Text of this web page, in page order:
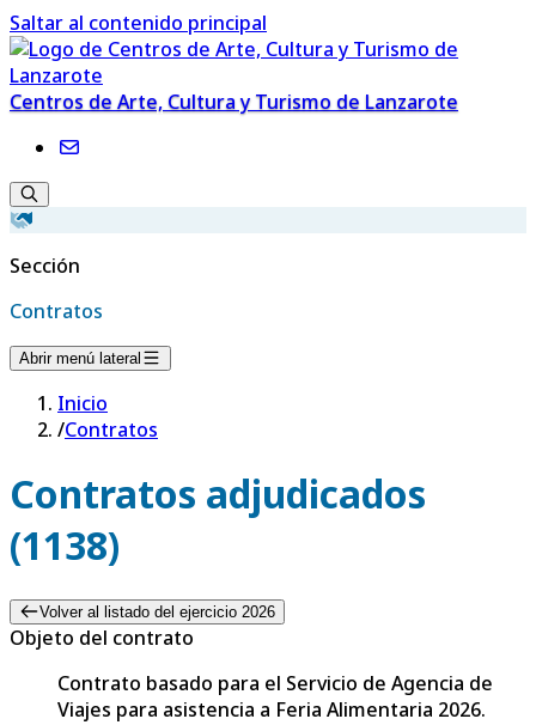
Saltar al contenido principal
Centros de Arte, Cultura y Turismo de Lanzarote
Sección
Contratos
Abrir menú lateral
Inicio
/Contratos
Contratos adjudicados
(1138)
Volver al listado del ejercicio 2026
Objeto del contrato
Contrato basado para el Servicio de Agencia de
Viajes para asistencia a Feria Alimentaria 2026.